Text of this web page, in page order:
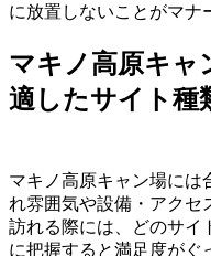
に放置しないことがマナ
マキノ高原キャ
適したサイト種
マキノ高原キャン場には
れ雰囲気や設備・アクセ
訪れる際には、どのサイ
に把握すると満足度がぐ